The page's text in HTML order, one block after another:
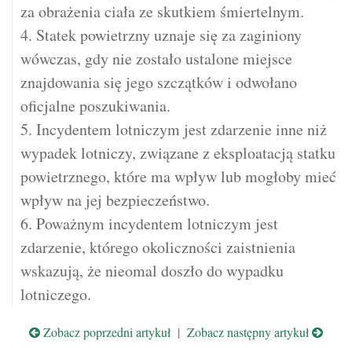
za obrażenia ciała ze skutkiem śmiertelnym.
4. Statek powietrzny uznaje się za zaginiony
wówczas, gdy nie zostało ustalone miejsce
znajdowania się jego szczątków i odwołano
oficjalne poszukiwania.
5. Incydentem lotniczym jest zdarzenie inne niż
wypadek lotniczy, związane z eksploatacją statku
powietrznego, które ma wpływ lub mogłoby mieć
wpływ na jej bezpieczeństwo.
6. Poważnym incydentem lotniczym jest
zdarzenie, którego okoliczności zaistnienia
wskazują, że nieomal doszło do wypadku
lotniczego.
Zobacz poprzedni artykuł | Zobacz następny artykuł